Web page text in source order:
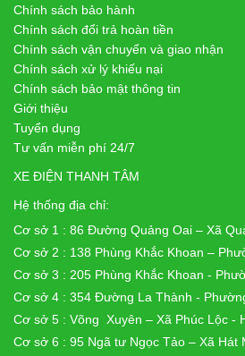
Chính sách bảo hành
Chính sách đổi trả hoàn tiền
Chính sách vận chuyển và giao nhận
Chính sách xử lý khiếu nại
Chính sách bảo mật thông tin
Giới thiệu
Tuyển dụng
Tư vấn miễn phí 24/7
XE ĐIỆN THANH TÂM
Hệ thống địa chỉ:
Cơ sở 1 : 86 Đường Quảng Oai – Xã
Cơ sở 2 : 138 Phùng Khắc Khoan –
Cơ sở 3 : 205 Phùng Khắc Khoan -
Cơ sở 4 : 354 Đường La Thành -
Cơ sở 5 : Võng Xuyên – Xã Phúc Lộc -
Cơ sở 6 : 95 Ngã tư Ngọc Tảo – Xã Hát